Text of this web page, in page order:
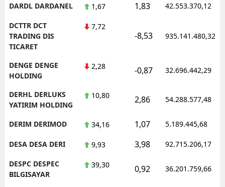
DARDL DARDANEL 1,67 1,83 42.553.370,12
DCTTR DCT
TRADING DIS
TICARET
7,72
-8,53 935.141.480,32
DENGE DENGE
HOLDING
2,28 -0,87 32.696.442,29
DERHL DERLUKS
YATIRIM HOLDING
10,80 2,86 54.288.577,48
DERIM DERIMOD 34,16 1,07 5.189.445,68
DESA DESA DERI 9,93 3,98 92.715.206,17
DESPC DESPEC
BILGISAYAR
39,30 0,92 36.201.759,66